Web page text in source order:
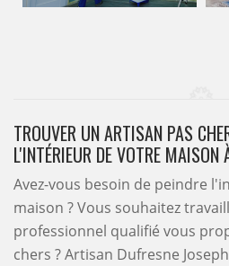
TROUVER UN ARTISAN PAS
L'INTÉRIEUR DE VOTRE MAISON
Avez-vous besoin de peindre
maison ? Vous souhaitez
professionnel qualifié vous
chers ? Artisan Dufresne